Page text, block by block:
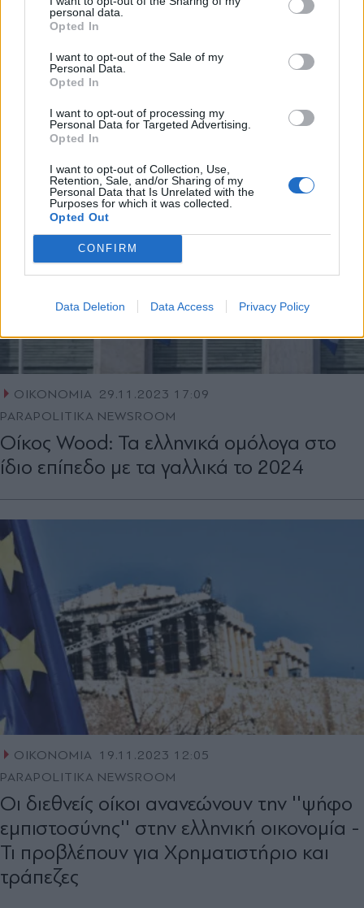
personal data.
Opted In
I want to opt-out of the Sale of my
Personal Data.
Opted In
I want to opt-out of processing my
Personal Data for Targeted Advertising.
Opted In
I want to opt-out of Collection, Use,
Retention, Sale, and/or Sharing of my
Personal Data that Is Unrelated with the
Purposes for which it was collected.
Opted Out
CONFIRM
Data Deletion Data Access Privacy Policy
ΟΙΚΟΝΟΜΙΑ
PARAPOLITIKA NEWSROOM
Τράπεζα Πειραιώς: Εντός της ημέρας στις
αγορές με 6ετές ομόλογο
ΟΙΚΟΝΟΜΙΑ 29.11.2023 17:09
PARAPOLITIKA NEWSROOM
Οίκος Wood: Τα ελληνικά ομόλογα στο
ίδιο επίπεδο με τα γαλλικά το 2024
ΟΙΚΟΝΟΜΙΑ
19.11.2023 12:05
PARAPOLITIKA NEWSROOM
Οι διεθνείς οίκοι ανανεώνουν την ''ψήφο
εμπιστοσύνης'' στην ελληνική οικονομία -
Τι προβλέπουν για Χρηματιστήριο και
τράπεζες
Αποδέχομαι τους
και την πολιτική απορρήτου
X